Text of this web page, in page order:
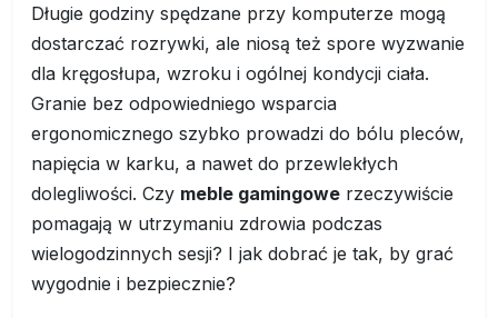
Długie godziny spędzane przy komputerze mogą
dostarczać rozrywki, ale niosą też spore wyzwanie
dla kręgosłupa, wzroku i ogólnej kondycji ciała.
Granie bez odpowiedniego wsparcia
ergonomicznego szybko prowadzi do bólu pleców,
napięcia w karku, a nawet do przewlekłych
dolegliwości. Czy meble gamingowe rzeczywiście
pomagają w utrzymaniu zdrowia podczas
wielogodzinnych sesji? I jak dobrać je tak, by grać
wygodnie i bezpiecznie?